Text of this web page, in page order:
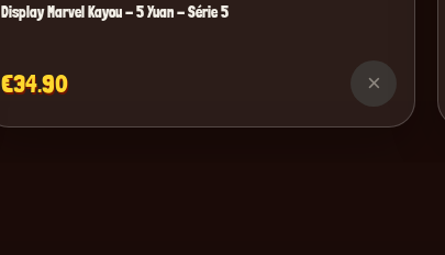
Display Marvel Kayou - 5 Yuan - Série 5
€34.90 ×